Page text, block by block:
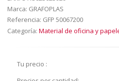
Marca: GRAFOPLAS
Referencia: GFP 50067200
Categoría: Material de oficina y
Tu precio :